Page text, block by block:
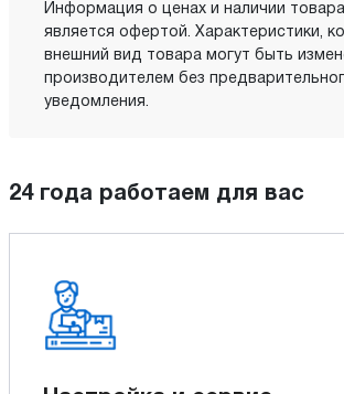
Информация о ценах и наличии
является офертой. Характеристики,
внешний вид товара могут быть
производителем без
уведомления.
24 года работаем для вас